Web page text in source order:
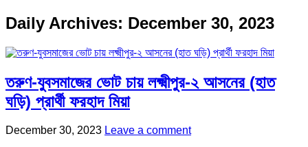
Daily Archives: December 30, 2023
তরুণ-যুবসমাজের ভোট চায় লক্ষ্মীপুর-২ আসনের (হাত
ঘড়ি) প্রার্থী ফরহাদ মিয়া
December 30, 2023 Leave a comment